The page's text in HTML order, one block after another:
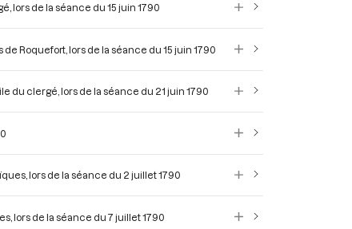
lors de la séance du 15 juin 1790
Roquefort, lors de la séance du 15 juin 1790
clergé, lors de la séance du 21 juin 1790
lors de la séance du 2 juillet 1790
lors de la séance du 7 juillet 1790